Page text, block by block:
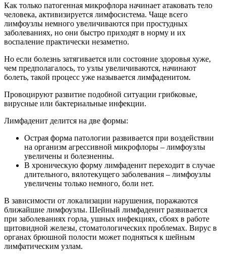
Как только патогенная микрофлора начинает атаковать тело
человека, активизируется лимфосистема. Чаще всего
лимфоузлы немного увеличиваются при простудных
заболеваниях, но они быстро приходят в норму и их
воспаление практически незаметно.
Но если болезнь затягивается или состояние здоровья хуже,
чем предполагалось, то узлы увеличиваются, начинают
болеть, такой процесс уже называется лимфаденитом.
Провоцируют развитие подобной ситуации грибковые,
вирусные или бактериальные инфекции.
Лимфаденит делится на две формы:
Острая форма патологии развивается при воздействии
на организм агрессивной микрофлоры – лимфоузлы
увеличены и болезненны.
В хроническую форму лимфаденит переходит в случае
длительного, вялотекущего заболевания – лимфоузлы
увеличены только немного, боли нет.
В зависимости от локализации нарушения, поражаются
ближайшие лимфоузлы. Шейный лимфаденит развивается
при заболеваниях горла, ушных инфекциях, сбоях в работе
щитовидной железы, стоматологических проблемах. Вирус в
органах брюшной полости может подняться к шейным
лимфатическим узлам.